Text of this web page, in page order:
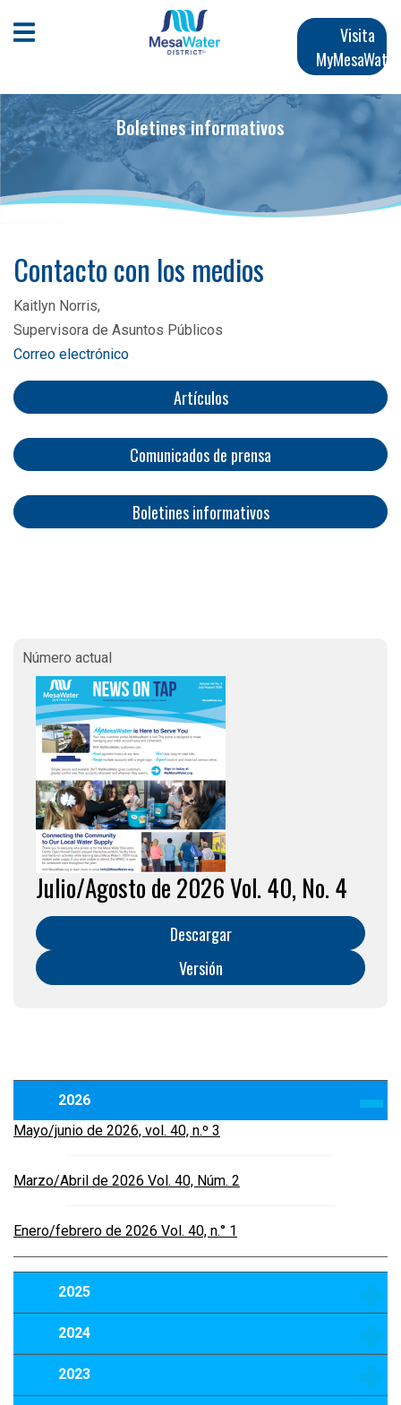
Navegación
Abrir menú móvil
Visita
MyMesaWater
Boletines informativos
Contacto con los medios
Kaitlyn Norris,
Supervisora ​​de Asuntos Públicos
Correo electrónico
Artículos
Comunicados de prensa
Boletines informativos
Número actual
Julio/Agosto de 2026 Vol. 40, No. 4
Descargar
Versión
2026
Mayo/junio de 2026, vol. 40, n.º 3
Marzo/Abril de 2026 Vol. 40, Núm. 2
Enero/febrero de 2026 Vol. 40, n.° 1
2025
2024
2023